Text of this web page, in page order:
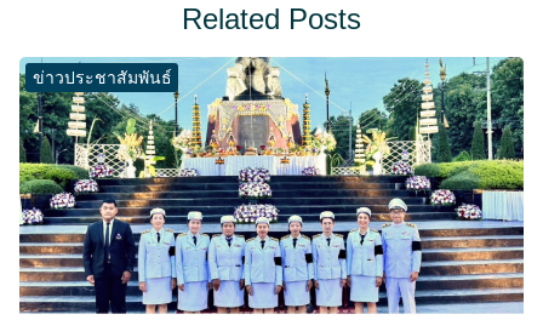
Related Posts
ข่าวประชาสัมพันธ์